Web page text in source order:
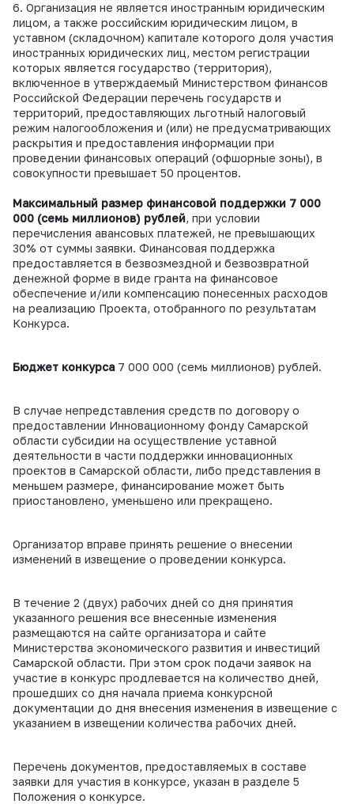
6. Организация не является иностранным юридическим
лицом, а также российским юридическим лицом, в
уставном (складочном) капитале которого доля участия
иностранных юридических лиц, местом регистрации
которых является государство (территория),
включенное в утверждаемый Министерством финансов
Российской Федерации перечень государств и
территорий, предоставляющих льготный налоговый
режим налогообложения и (или) не предусматривающих
раскрытия и предоставления информации при
проведении финансовых операций (офшорные зоны), в
совокупности превышает 50 процентов.
Максимальный размер финансовой поддержки 7 000
000 (семь миллионов) рублей, при условии
перечисления авансовых платежей, не превышающих
30% от суммы заявки. Финансовая поддержка
предоставляется в безвозмездной и безвозвратной
денежной форме в виде гранта на финансовое
обеспечение и/или компенсацию понесенных расходов
на реализацию Проекта, отобранного по результатам
Конкурса.
Бюджет конкурса7 000 000 (семь миллионов) рублей.
В случае непредставления средств по договору о
предоставлении Инновационному фонду Самарской
области субсидии на осуществление уставной
деятельности в части поддержки инновационных
проектов в Самарской области, либо представления в
меньшем размере, финансирование может быть
приостановлено, уменьшено или прекращено.
Организатор вправе принять решение о внесении
изменений в извещение о проведении конкурса.
В течение 2 (двух) рабочих дней со дня принятия
указанного решения все внесенные изменения
размещаются на сайте организатора и сайте
Министерства экономического развития и инвестиций
Самарской области. При этом срок подачи заявок на
участие в конкурс продлевается на количество дней,
прошедших со дня начала приема конкурсной
документации до дня внесения изменения в извещение с
указанием в извещении количества рабочих дней.
Перечень документов, предоставляемых в составе
заявки для участия в конкурсе, указан в разделе 5
Положения о конкурсе.